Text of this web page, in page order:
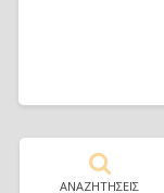
ΑΝΑΖΗΤΗΣΕΙΣ